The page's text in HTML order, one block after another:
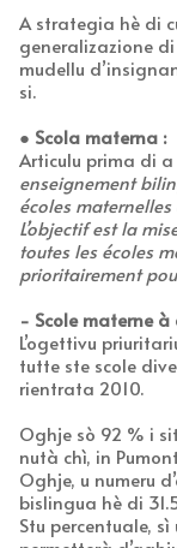
A strategia hè di custruisce pezzu à pezzu à partesi di a
generalizazione
mudellu
si.
● Scola materna :
Articulu prima di a
enseignement
écoles
L’objectif est la
toutes les écoles
prioritairement
- Scole materne
L’ogettivu
tutte ste scole
rientrata 2010.
Oghje sò 92 % i
nutà chì, in
Oghje, u numeru
bislingua hè di
Stu percentuale,